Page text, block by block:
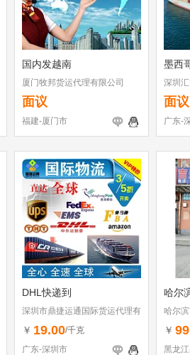
国内发越南
厦门牧邦货运代理有限公司
面议
福建-厦门市
墨西
深圳
司
面议
广东-
DHL快递到
深圳市鼎捷运通国际货运代理有
限公司
￥ 19.00/千克
广东-深圳市
哈尔
哈尔
￥
黑龙